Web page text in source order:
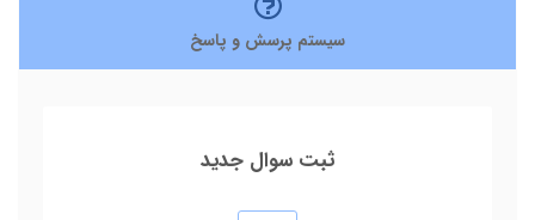
سیستم پرسش و پاسخ
ثبت سوال جدید